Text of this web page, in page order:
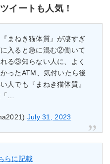
イートも人気！
まねき猫体質』が凄すぎ
入ると急に混む②働いて
る③知らない人に、よく
ったATM、気付いたら後
人でも『まねき猫体質』
…
July 31, 2023
らに記載